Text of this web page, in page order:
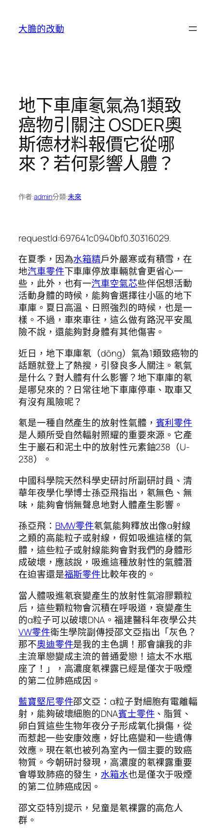
大膽的改動
地下車庫氡氣為1類致
癌物引關注 OSDER奧
斯德材料報價它從哪
來？若何影響人體？
作者:admin分類:未來
requestId:697641c0940bf0.30316029.
在夏季，因為水箱精戶外嚴寒或有積雪，在
地汽車零件下車庫停放車輛就會更省心一
些，此外，也有一汽車空氣芯些伴侶想活動
活動身體的時候，能夠會選擇往小區的地下
車庫。夏日高溫、日照強烈的時候，也是一
樣。不過，車來車往，這么做有路況平安風
險不說，還能夠對身體有其他傷害。
近日，地下車庫氡（dōng）氣為1類致癌物的
話題就登上了熱搜，引發良多人關注。氡氣
是什么？對人體有什么影響？地下車庫的氡
是哪兒來的？日常往地下車庫停車、取車又
有沒有風險呢？
氡是一種自然產生的放射性氣體， 賓利零件
是人類所受自然輻射照耀的重要來源。它產
生于巖石和泥土中的放射性元素鈾238（U-
238）。
中國科學院天然科學史研討所副研討員、清
華年夜學化學博士孫亞飛指出，氡無色、無
味，能夠會悄無聲息地對人體產生影響。
孫亞飛： BMW零件氡氣能夠釋放出像α射線
之類的高能粒子或射線，假如吸進這樣的氣
體，這些粒子或射線能夠會對我們的身體形
成破壞，應該說，吸進這種放射性的氣體潛
在迫害還是福斯零件比較年夜的。
當人體吸進氡衰變產生的放射性氣溶膠顆粒
后，這些顆粒物會沉積在呼吸道，衰變產生
的α粒子可以破壞DNA。福建醫科年夜學公共
VW零件衛生學院副傳授邵文亞指出「灰色？
那不奧迪零件是我的主色調！那會讓我的非
主流單戀變成主流的普通愛戀！這太不水瓶
座了！」，高濃度氡裸露已經是僅次于吸煙
的第二位肺癌成因。
藍寶堅尼零件邵文亞：α粒子對細胞有電離輻
射，能夠破壞細胞的DNA賓士零件 、脂質、
卵白質這些生物年夜分子形成氧化損傷，從
而惹起一些安康效應，好比癌變和一些遺傳
效應。現在氡也被列為室內一個主要的致癌
物質。今朝研討發現，高濃度的氡裸露重要
會導致肺癌的發生， 水箱水也是僅次于吸煙
的第二位肺癌成因。
邵文亞特別提示，兒童是氡裸露的高危人
群。